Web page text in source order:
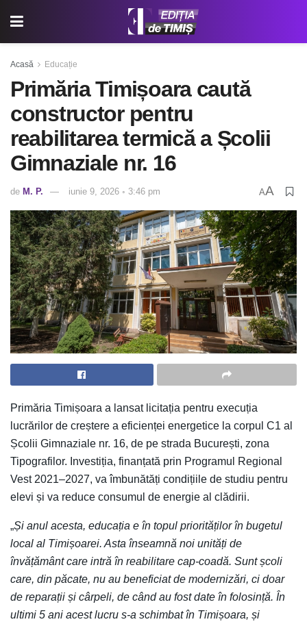
Acasă Educație
Primăria Timișoara caută
constructor pentru
reabilitarea termică a Școlii
Gimnaziale nr. 16
de M. P. iunie 9, 2026 ◦ 3:46 pm AA
Primăria Timișoara a lansat licitația pentru execuția
lucrărilor de creștere a eficienței energetice la corpul C1 al
Școlii Gimnaziale nr. 16, de pe strada București, zona
Tipografilor. Investiția, finanțată prin Programul Regional
Vest 2021–2027, va îmbunătăți condițiile de studiu pentru
elevi și va reduce consumul de energie al clădirii.
„Și anul acesta, educația e în topul priorităților în bugetul
local al Timișoarei. Asta înseamnă noi unități de
învățământ care intră în reabilitare cap-coadă. Sunt școli
care, din păcate, nu au beneficiat de modernizări, ci doar
de reparații și cârpeli, de când au fost date în folosință. În
ultimi 5 ani acest lucru s-a schimbat în Timișoara, și